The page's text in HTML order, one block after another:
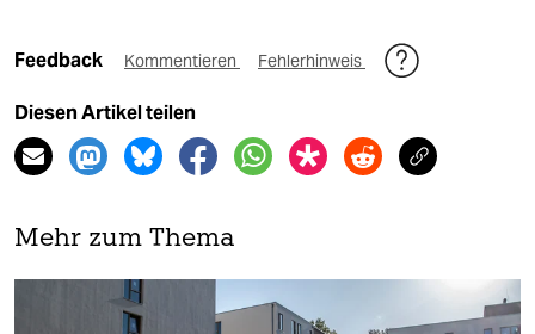
Feedback Kommentieren Fehlerhinweis
Diesen Artikel teilen
Mehr zum Thema